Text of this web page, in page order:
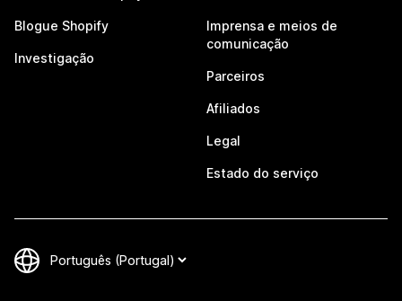
Blogue Shopify
Investigação
Imprensa e meios de
comunicação
Parceiros
Afiliados
Legal
Estado do serviço